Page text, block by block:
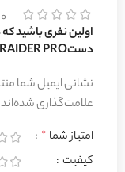
0
اولین نفری باشید
دستRAIDER PROسایز 8 اینچ”
نشانی ایمیل شما
علامت‌گذاری شده‌اند
امتیاز شما *
کیفیت